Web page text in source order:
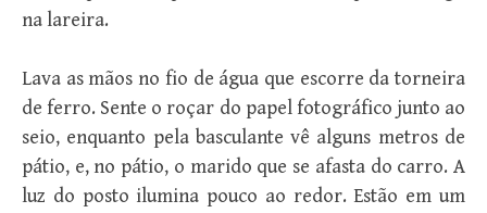
na lareira.
Lava as mãos no fio de água que escorre da torneira
de ferro. Sente o roçar do papel fotográfico junto ao
seio, enquanto pela basculante vê alguns metros de
pátio, e, no pátio, o marido que se afasta do carro. A
luz do posto ilumina pouco ao redor. Estão em um